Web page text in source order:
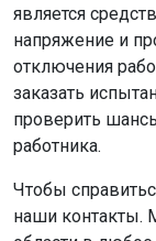
является
напряжение и
отключения
заказать
проверить
работника.
Чтобы
наши контакты.